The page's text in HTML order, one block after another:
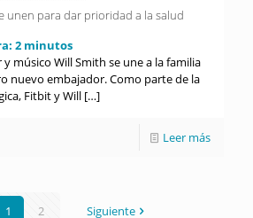
unen para dar prioridad a la salud
2 minutos
músico Will Smith se une a la familia
nuevo embajador. Como parte de la
Fitbit y Will […]
Leer más
1 2 Siguiente